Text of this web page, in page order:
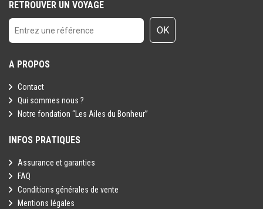
RETROUVER UN VOYAGE
OK
A PROPOS
Contact
Qui sommes nous ?
Notre fondation “Les Ailes du Bonheur”
INFOS PRATIQUES
Assurance et garanties
FAQ
Conditions générales de vente
Mentions légales